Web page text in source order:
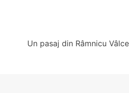
Un pasaj din Râmnicu